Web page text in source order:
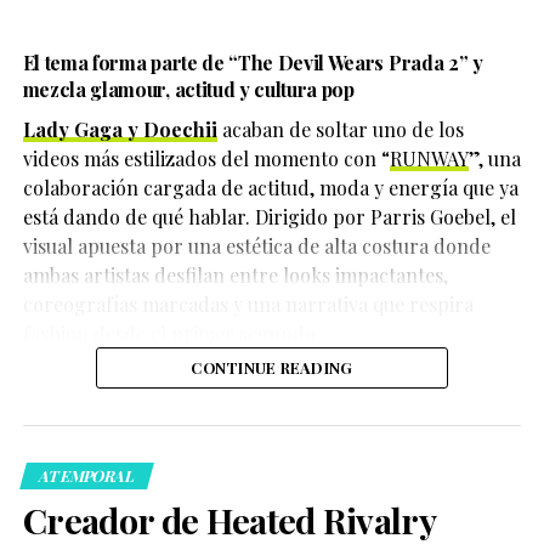
Hasta el momento, las autoridades continúan
investigando cómo ocurrieron los hechos y quiénes
a conocer oficialmente los detalles sobre el móvil del
crimen.
La noticia ha generado consternación tanto en México
Durante una entrevista conVanity Fair
adaptación musical y la secuela deWicked, donde
interpreta a Elphaba, mientras Bailey da vida a Fiyero.
El tema forma parte de “The Devil Wears Prada 2”y
mezcla glamour, actitud y cultura pop
Lady Gaga y Doechii acaban de soltar uno de los
videos más estilizados del momento con “RUNWAY”, una
colaboración cargada de actitud, moda y energía que ya
está dando de qué hablar. Dirigido por Parris Goebel, el
visual apuesta por una estética de alta costura donde
ambas artistas desfilan entre looks impactantes,
CONTINUE READING
ATEMPORAL
Creador de Heated Rivalry